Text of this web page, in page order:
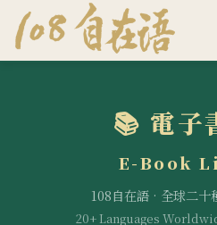
📚 電子
E-Book
108自在語 · 全球二十
20+ Languages